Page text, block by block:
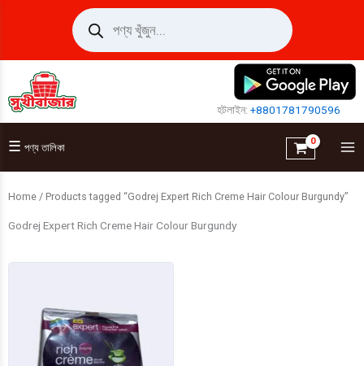
Products
search
হটলাইন:+8801781790596
☰ পণ্য তালিকা
Home / Products tagged “Godrej Expert Rich Creme Hair Colour Burgundy”
Godrej Expert Rich Creme Hair Colour Burgundy